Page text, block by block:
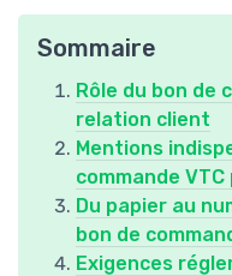
Sommaire
Rôle du bon de
relation client
Mentions
commande
Du papier au
bon de
Exigences